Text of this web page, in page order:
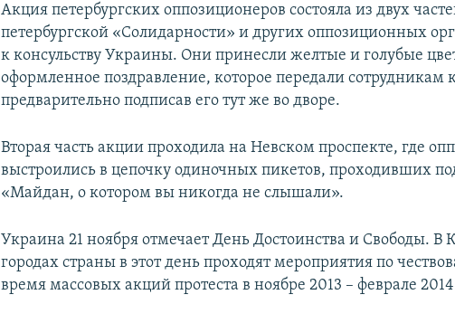
Акция петербургских оппозиционеров состояла из двух
петербургской «Солидарности» и других оппозиционных
к консульству Украины. Они принесли желтые и голубые
оформленное поздравление, которое передали сотрудникам
предварительно подписав его тут же во дворе.
Вторая часть акции проходила на Невском проспекте, где
выстроились в цепочку одиночных пикетов, проходивших
«Майдан, о котором вы никогда не слышали».
Украина 21 ноября отмечает День Достоинства и Свободы. В
городах страны в этот день проходят мероприятия по
время массовых акций протеста в ноябре 2013 – феврале 2014